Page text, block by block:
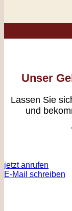
Unser
Lassen Sie
und
jetzt anrufen
E-Mail schreiben